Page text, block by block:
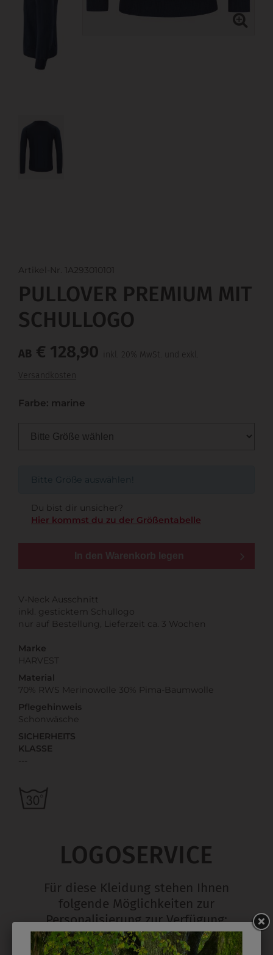
Artikel-Nr. 1A293010101
PULLOVER PREMIUM MIT
SCHULLOGO
AB € 128,90
inkl. 20% MwSt. und exkl.
Versandkosten
Farbe: marine
Bitte Größe auswählen!
Du bist dir unsicher?
Hier kommst du zu der Größentabelle
In den Warenkorb legen
V-Neck Ausschnitt
inkl. gesticktem Schullogo
nur auf Bestellung, Lieferzeit ca. 3 Wochen
Marke
HARVEST
Material
70% RWS Merinowolle 30% Pima-Baumwolle
Pflegehinweis
Schonwäsche
SICHERHEITS
KLASSE
LOGOSERVICE
Für diese Kleidung stehen Ihnen
folgende Möglichkeiten zur
Personalisierung zur Verfügung: